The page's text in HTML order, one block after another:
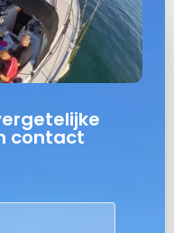
contact